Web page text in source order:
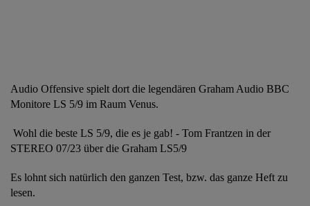
Audio Offensive spielt dort die legendären Graham Audio BBC
Monitore LS 5/9 im Raum Venus.
Wohl die beste LS 5/9, die es je gab! - Tom Frantzen in der
STEREO 07/23 über die Graham LS5/9
Es lohnt sich natürlich den ganzen Test, bzw. das ganze Heft zu
lesen.